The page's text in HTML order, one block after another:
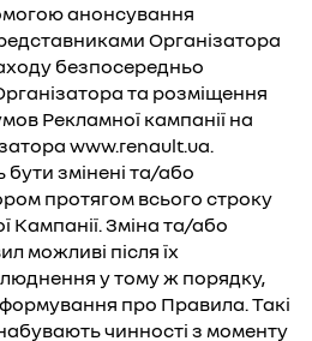
анонсування
Організатора
безпосередньо
та розміщення
Рекламної кампанії на
www.renault.ua.
змінені та/або
протягом всього строку
Кампанії. Зміна та/або
можливі після їх
у тому ж порядку,
про Правила. Такі
чинності з моменту